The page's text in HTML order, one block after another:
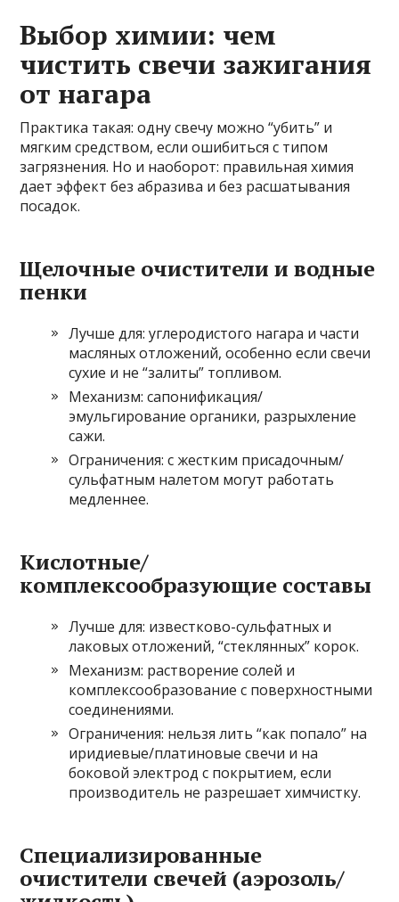
Выбор химии: чем
чистить свечи зажигания
от нагара
Практика такая: одну свечу можно “убить” и
мягким средством, если ошибиться с типом
загрязнения. Но и наоборот: правильная химия
дает эффект без абразива и без расшатывания
посадок.
Щелочные очистители и водные
пенки
Лучше для: углеродистого нагара и части
масляных отложений, особенно если свечи
сухие и не “залиты” топливом.
Механизм: сапонификация/
эмульгирование органики, разрыхление
сажи.
Ограничения: с жестким присадочным/
сульфатным налетом могут работать
медленнее.
Кислотные/
комплексообразующие составы
Лучше для: известково-сульфатных и
лаковых отложений, “стеклянных” корок.
Механизм: растворение солей и
комплексообразование с поверхностными
соединениями.
Ограничения: нельзя лить “как попало” на
иридиевые/платиновые свечи и на
боковой электрод с покрытием, если
производитель не разрешает химчистку.
Специализированные
очистители свечей (аэрозоль/